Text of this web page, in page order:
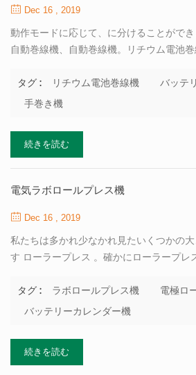
パワーサイクリング、電圧を利用して、パ
分析します。この機器は、デバイスの品
されます。 バッテリーテスター こ...
Dec 16 , 2019
動作モードに応じて、に分けることがで
自動巻線機、自動巻線機。リチウム電池
マシン、韓国日本巻線機。 電池メーカー
のため、国内の巻線機を選択します。多
韓国と日本の巻線機を使用しています。
巻線機 そして、コンデンサー巻線機韓国
サービスが非常にタイムリーであるため、
機市場はますますシェアを占めています。
のメインユニット。溶融紡糸を指し、発
タグ : リチウム電池巻線機
バッテ
手巻き機
続きを読む
電気ラボロールプレス機
Dec 16 , 2019
私たちは多かれ少なかれ見たいくつかの
す ローラープレス 。確かにローラープレ
ールプレスを詳しく説明します。 ローラ
分級機、特にシステムを新しい効率的な
を備えた予備粉砕システム 装置 、ミルへ
果的に小さくして、台湾へのミルの生産
タグ : ラボロールプレス機
電極ロ
バッテリーカレンダー機
続きを読む